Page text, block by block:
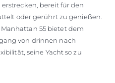
bereit für den
oder gerührt zu genießen.
55 bietet dem
von drinnen nach
seine Yacht so zu